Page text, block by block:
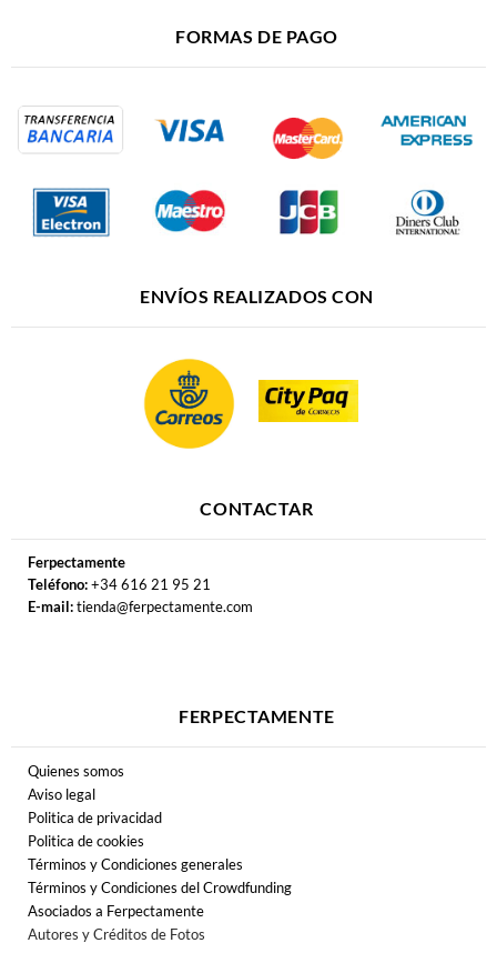
FORMAS DE PAGO
ENVÍOS REALIZADOS CON
CONTACTAR
Ferpectamente
Teléfono:+34 616 21 95 21
E-mail:tienda@ferpectamente.com
FERPECTAMENTE
Quienes somos
Aviso legal
Politica de privacidad
Politica de cookies
Términos y Condiciones generales
Términos y Condiciones del Crowdfunding
Asociados a Ferpectamente
Autores y Créditos de Fotos